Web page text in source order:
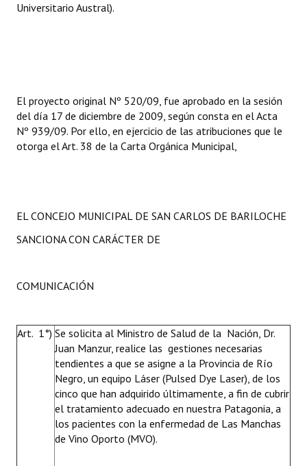
Universitario Austral).
El proyecto original Nº 520/09, fue aprobado en la sesión
del día 17 de diciembre de 2009, según consta en el Acta
Nº 939/09. Por ello, en ejercicio de las atribuciones que le
otorga el Art. 38 de la Carta Orgánica Municipal,
EL CONCEJO MUNICIPAL DE SAN CARLOS DE BARILOCHE
SANCIONA CON CARÁCTER DE
COMUNICACIÓN
Art. 1°) Se solicita al Ministro de Salud de la Nación, Dr.
Juan Manzur, realice las gestiones necesarias
tendientes a que se asigne a la Provincia de Río
Negro, un equipo Láser (Pulsed Dye Laser), de los
cinco que han adquirido últimamente, a fin de cubrir
el tratamiento adecuado en nuestra Patagonia, a
los pacientes con la enfermedad de Las Manchas
de Vino Oporto (MVO).